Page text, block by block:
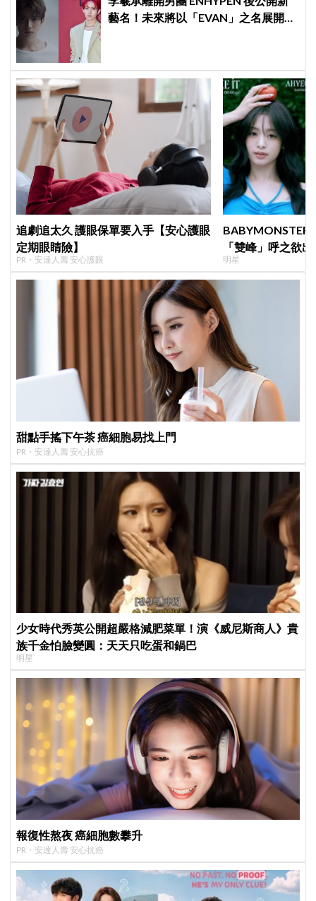
藝名！未來將以「EVAN」之名展開
追劇追太久 護眼保單要入手【安心護眼
定期眼睛險】
PR・安達人壽 安心護眼
BABYMONSTER
「雙峰」呼之欲
小動作！網：造
明星
甜點手搖下午茶 癌細胞易找上門
PR・安達人壽 安心抗癌
少女時代秀英公開超嚴格減肥菜單！演《威尼斯商人》貴
族千金怕臉變圓：天天只吃蛋和鍋巴
明星
報復性熬夜 癌細胞數攀升
PR・安達人壽 安心抗癌